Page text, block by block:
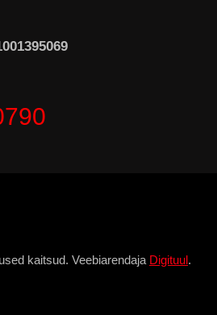
kaitsud. Veebiarendaja Digituul.